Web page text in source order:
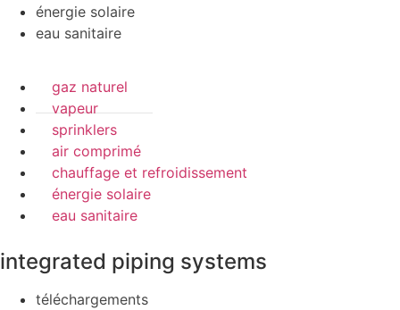
énergie solaire
eau sanitaire
gaz naturel
vapeur
sprinklers
air comprimé
chauffage et refroidissement
énergie solaire
eau sanitaire
integrated piping systems
téléchargements